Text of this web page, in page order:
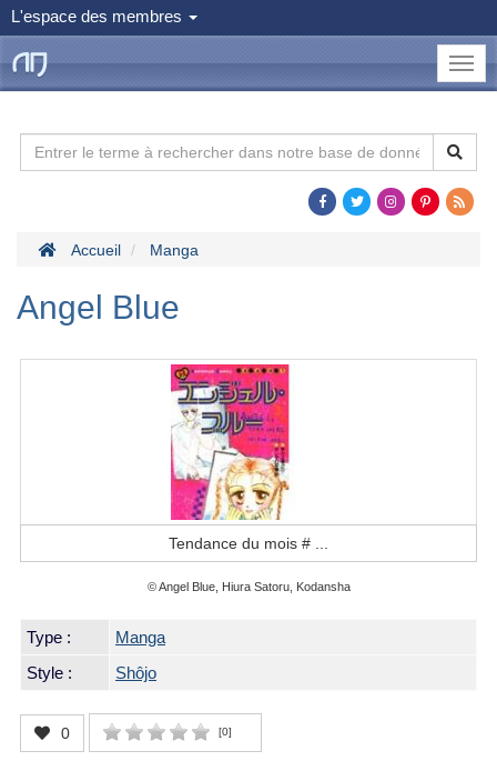
L'espace des membres
le
Dojo
Accueil Manga
Angel Blue
Tendance du mois #
© Angel Blue, Hiura Satoru, Kodansha
Type :
Manga
Style :
Shôjo
0 [0]